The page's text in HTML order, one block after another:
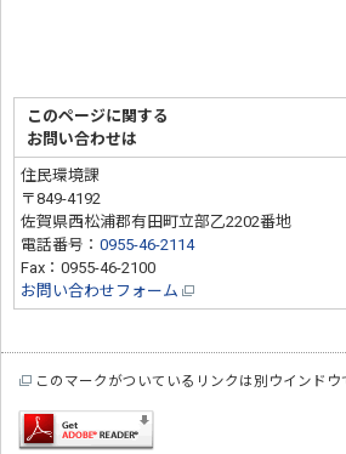
このページに関する
お問い合わせは
住民環境課
〒849-4192
佐賀県西松浦郡有田町立部乙2202番地
電話番号：0955-46-2114
Fax：0955-46-2100
お問い合わせフォーム
このマークがついているリンクは別ウインドウ